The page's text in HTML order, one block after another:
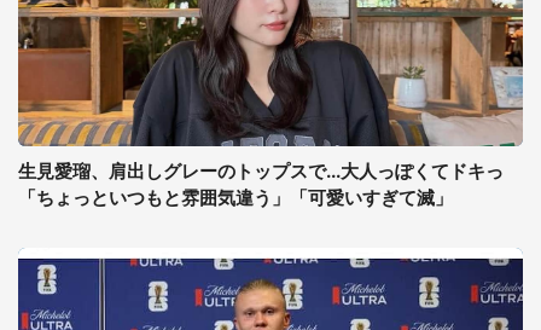
生見愛瑠、肩出しグレーのトップスで...大人っぽくてドキっ
「ちょっといつもと雰囲気違う」「可愛いすぎて滅」